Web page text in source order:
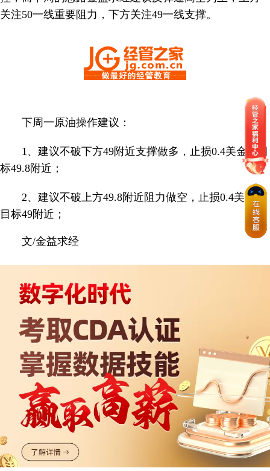
关注50一线重要阻力，下方关注49一线支撑。
下周一原油操作建议：
1、建议不破下方49附近支撑做多，止损0.4美金，目
标49.8附近；
2、建议不破上方49.8附近阻力做空，止损0.4美金，
目标49附近；
文/金益求经